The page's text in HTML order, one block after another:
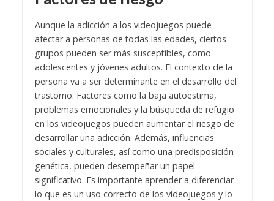
Aunque la adicción a los videojuegos puede
afectar a personas de todas las edades, ciertos
grupos pueden ser más susceptibles, como
adolescentes y jóvenes adultos. El contexto de la
persona va a ser determinante en el desarrollo del
trastorno. Factores como la baja autoestima,
problemas emocionales y la búsqueda de refugio
en los videojuegos pueden aumentar el riesgo de
desarrollar una adicción. Además, influencias
sociales y culturales, así como una predisposición
genética, pueden desempeñar un papel
significativo. Es importante aprender a diferenciar
lo que es un uso correcto de los videojuegos y lo